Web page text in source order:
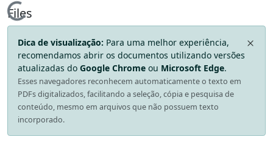
Loading...
Files
Dica de visualização: Para uma melhor experiência,
recomendamos abrir os documentos utilizando versões
atualizadas do Google Chrome ou Microsoft Edge.
Esses navegadores reconhecem automaticamente o texto em
PDFs digitalizados, facilitando a seleção, cópia e pesquisa de
conteúdo, mesmo em arquivos que não possuem texto
incorporado.